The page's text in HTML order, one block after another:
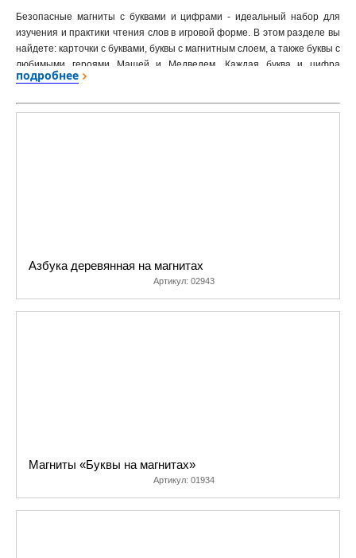
Безопасные магниты с буквами и цифрами - идеальный набор для
изучения и практики чтения слов в игровой форме. В этом разделе вы
найдете: карточки с буквами, буквы с магнитным слоем, а также буквы с
любимыми героями Машей и Медведем. Каждая буква и цифра
находится на отдельном магните.
использовать для декорирования любых металлических
подробнее
Азбука деревянная на магнитах
Артикул: 02943
Магниты «Буквы на магнитах»
Артикул: 01934